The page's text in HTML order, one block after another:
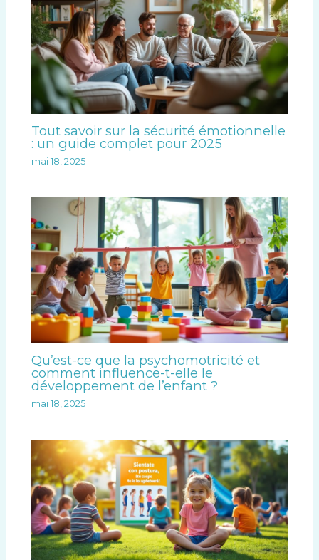
Tout savoir sur la sécurité émotionnelle
: un guide complet pour 2025
mai 18, 2025
Qu’est-ce que la psychomotricité et
comment influence-t-elle le
développement de l’enfant ?
mai 18, 2025